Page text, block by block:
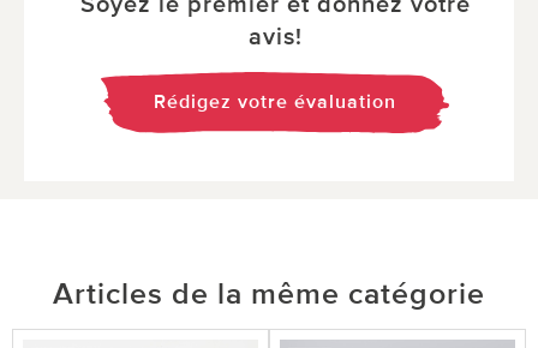
avis!
Rédigez votre évaluation
Articles de la même catégorie